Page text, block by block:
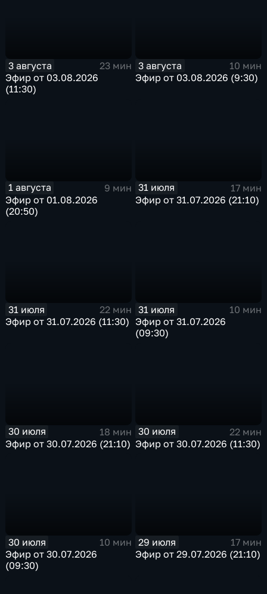
3 августа
23 мин
Эфир от 03.08.2026
(11:30)
3 августа
10 мин
Эфир от 03.08.2026 (9:30)
1 августа
9 мин
Эфир от 01.08.2026
(20:50)
31 июля
17 мин
Эфир от 31.07.2026 (21:10)
31 июля
22 мин
Эфир от 31.07.2026 (11:30)
31 июля
10 мин
Эфир от 31.07.2026
(09:30)
30 июля
18 мин
Эфир от 30.07.2026 (21:10)
30 июля
22 мин
Эфир от 30.07.2026 (11:30)
30 июля
10 мин
Эфир от 30.07.2026
(09:30)
29 июля
17 мин
Эфир от 29.07.2026 (21:10)